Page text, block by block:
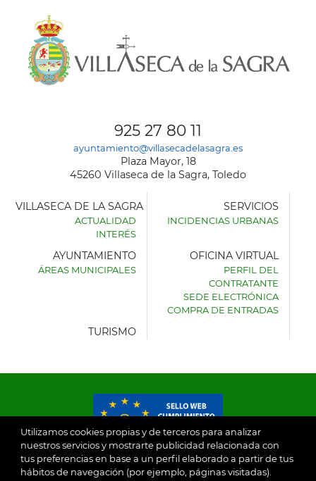
Utilizamos cookies propias y de terceros para analizar
nuestros servicios y mostrarte publicidad relacionada con
tus preferencias en base a un perfil elaborado a partir de tus
hábitos de navegación (por ejemplo, páginas visitadas).
925 27 80 11
ayuntamiento@villasecadelasagra.es
Plaza Mayor, 18
45260 Villaseca de la Sagra, Toledo
AYUNTAMIENTO
VILLASECA DE LA SAGRA
ACTUALIDAD
INTERÉS
SERVICIOS
INCIDENCIAS URBANAS
AYUNTAMIENTO
ÁREAS MUNICIPALES
OFICINA VIRTUAL
PERFIL DEL
CONTRATANTE
SEDE ELECTRÓNICA
COMPRA DE ENTRADAS
TURISMO
© 2026